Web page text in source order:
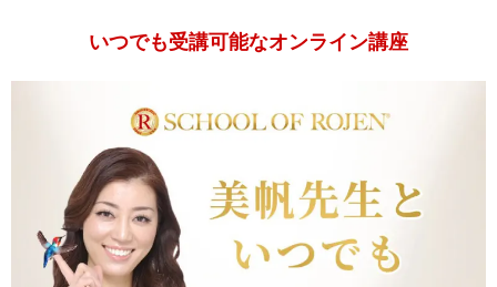
いつでも受講可能なオンライン講座